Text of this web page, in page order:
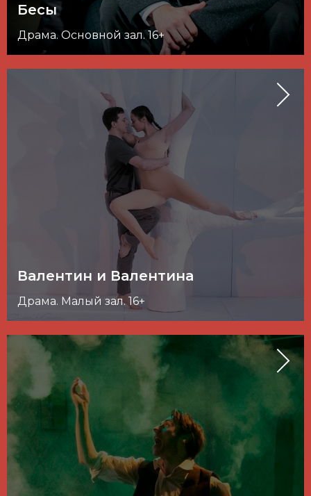
Бесы
Драма. Основной зал. 16+
Валентин и Валентина
Драма. Малый зал. 16+